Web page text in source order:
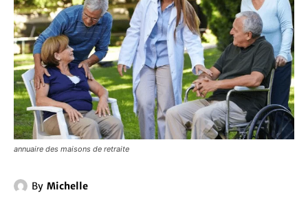
annuaire des maisons de retraite
By Michelle